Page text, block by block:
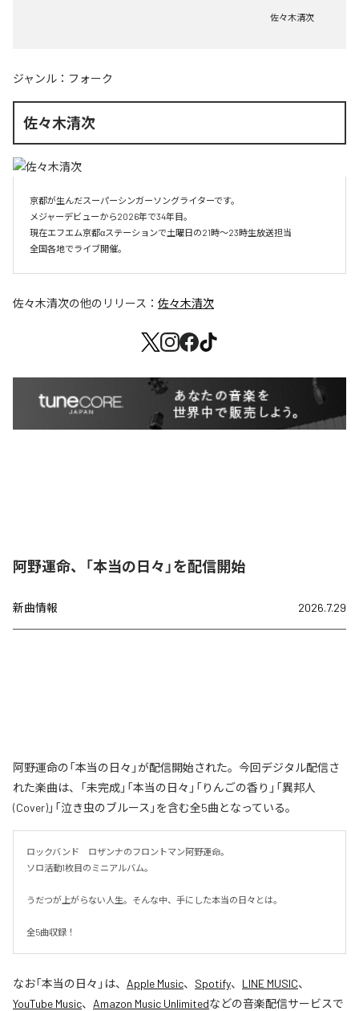
佐々木清次
ジャンル： フォーク
佐々木清次
京都が生んだスーパーシンガーソングライターです。
メジャーデビューから2026年で34年目。
現在エフエム京都αステーションで土曜日の21時～23時生放送担当
全国各地でライブ開催。
佐々木清次の他のリリース： 佐々木清次
阿野運命、「本当の日々」を配信開始
新曲情報 2026.7.29
阿野運命の「本当の日々」が配信開始された。今回デジタル配信さ
れた楽曲は、「未完成」「本当の日々」「りんごの香り」「異邦人
(Cover)」「泣き虫のブルース」を含む全5曲となっている。
ロックバンド　ロザンナのフロントマン阿野運命。
ソロ活動1枚目のミニアルバム。
うだつが上がらない人生。そんな中、手にした本当の日々とは。
全5曲収録！
なお「本当の日々 」は、 Apple Music、 Spotify、 LINE MUSIC、
YouTube Music、 Amazon Music Unlimitedなどの音楽配信サービスで